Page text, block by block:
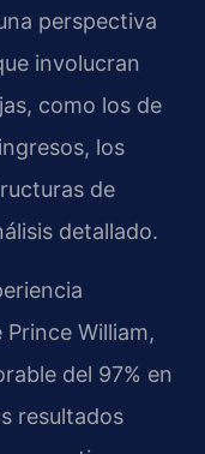
perspectiva
involucran
como los de
los
de
detallado.
William,
del 97% en
resultados